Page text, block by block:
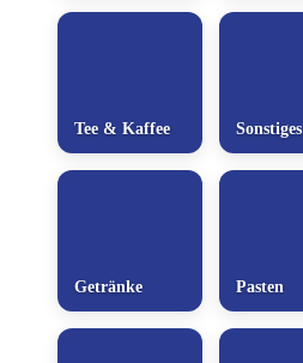
Tee & Kaffee Sonstiges
Getränke Pasten